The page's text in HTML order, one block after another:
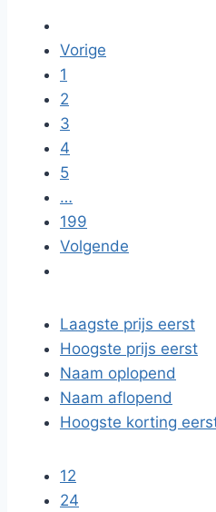
Vorige
1
2
3
4
5
…
199
Volgende
Laagste prijs eerst
Hoogste prijs eerst
Naam oplopend
Naam aflopend
Hoogste korting
12
24